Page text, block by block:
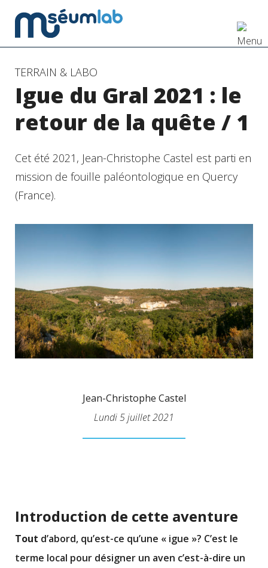
Accéder
au
contenu
principal
TERRAIN & LABO
Igue du Gral 2021 : le
retour de la quête / 1
Cet été 2021, Jean-Christophe Castel est parti en
mission de fouille paléontologique en Quercy
(France).
Jean-Christophe Castel
Lundi 5 juillet 2021
Introduction de cette aventure
Tout d’abord, qu’est-ce qu’une « igue »? C’est le
terme local pour désigner un aven c’est-à-dire un